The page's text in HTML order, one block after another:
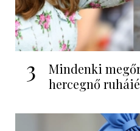
3
Mindenki
hercegnő